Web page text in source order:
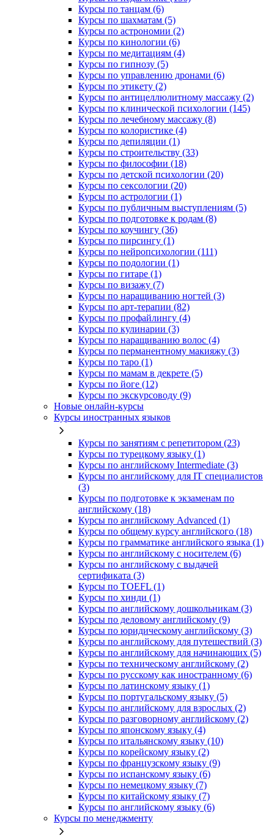
Курсы по танцам (6)
Курсы по шахматам (5)
Курсы по астрономии (2)
Курсы по кинологии (6)
Курсы по медитациям (4)
Курсы по гипнозу (5)
Курсы по управлению дронами (6)
Курсы по этикету (2)
Курсы по антицеллюлитному массажу (2)
Курсы по клинической психологии (145)
Курсы по лечебному массажу (8)
Курсы по колористике (4)
Курсы по депиляции (1)
Курсы по строительству (33)
Курсы по философии (18)
Курсы по детской психологии (20)
Курсы по сексологии (20)
Курсы по астрологии (1)
Курсы по публичным выступлениям (5)
Курсы по подготовке к родам (8)
Курсы по коучингу (36)
Курсы по пирсингу (1)
Курсы по нейропсихологии (111)
Курсы по подологии (1)
Курсы по гитаре (1)
Курсы по визажу (7)
Курсы по наращиванию ногтей (3)
Курсы по арт-терапии (82)
Курсы по профайлингу (4)
Курсы по кулинарии (3)
Курсы по наращиванию волос (4)
Курсы по перманентному макияжу (3)
Курсы по таро (1)
Курсы по мамам в декрете (5)
Курсы по йоге (12)
Курсы по экскурсоводу (9)
Новые онлайн‑курсы
Курсы иностранных языков
Курсы по занятиям с репетитором (23)
Курсы по турецкому языку (1)
Курсы по английскому Intermediate (3)
Курсы по английскому для IT специалистов
(3)
Курсы по подготовке к экзаменам по
английскому (18)
Курсы по английскому Advanced (1)
Курсы по общему курсу английского (18)
Курсы по грамматике английского языка (1)
Курсы по английскому с носителем (6)
Курсы по английскому с выдачей
сертификата (3)
Курсы по TOEFL (1)
Курсы по хинди (1)
Курсы по английскому дошкольникам (3)
Курсы по деловому английскому (9)
Курсы по юридическому английскому (3)
Курсы по английскому для путешествий (3)
Курсы по английскому для начинающих (5)
Курсы по техническому английскому (2)
Курсы по русскому как иностранному (6)
Курсы по латинскому языку (1)
Курсы по португальскому языку (5)
Курсы по английскому для взрослых (2)
Курсы по разговорному английскому (2)
Курсы по японскому языку (4)
Курсы по итальянскому языку (10)
Курсы по корейскому языку (2)
Курсы по французскому языку (9)
Курсы по испанскому языку (6)
Курсы по немецкому языку (7)
Курсы по китайскому языку (7)
Курсы по английскому языку (6)
Курсы по менеджменту